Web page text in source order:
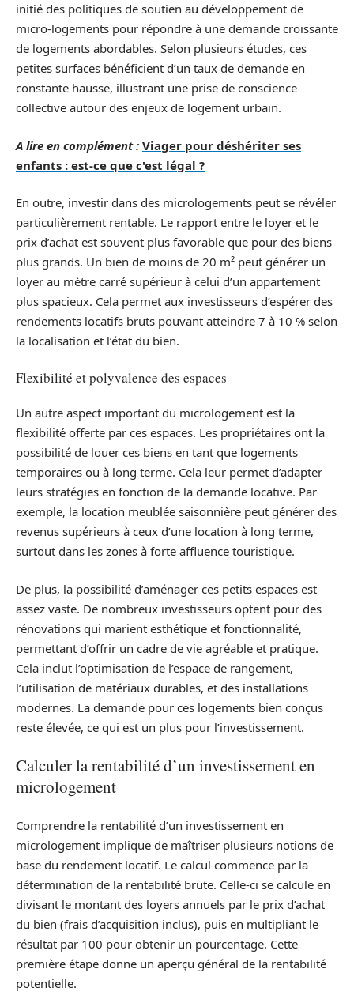
initié des politiques de soutien au développement de
micro-logements pour répondre à une demande croissante
de logements abordables. Selon plusieurs études, ces
petites surfaces bénéficient d’un taux de demande en
constante hausse, illustrant une prise de conscience
collective autour des enjeux de logement urbain.
A lire en complément : Viager pour déshériter ses
enfants : est-ce que c'est légal ?
En outre, investir dans des micrologements peut se révéler
particulièrement rentable. Le rapport entre le loyer et le
prix d’achat est souvent plus favorable que pour des biens
plus grands. Un bien de moins de 20 m² peut générer un
loyer au mètre carré supérieur à celui d’un appartement
plus spacieux. Cela permet aux investisseurs d’espérer des
rendements locatifs bruts pouvant atteindre 7 à 10 % selon
la localisation et l’état du bien.
Flexibilité et polyvalence des espaces
Un autre aspect important du micrologement est la
flexibilité offerte par ces espaces. Les propriétaires ont la
possibilité de louer ces biens en tant que logements
temporaires ou à long terme. Cela leur permet d’adapter
leurs stratégies en fonction de la demande locative. Par
exemple, la location meublée saisonnière peut générer des
revenus supérieurs à ceux d’une location à long terme,
surtout dans les zones à forte affluence touristique.
De plus, la possibilité d’aménager ces petits espaces est
assez vaste. De nombreux investisseurs optent pour des
rénovations qui marient esthétique et fonctionnalité,
permettant d’offrir un cadre de vie agréable et pratique.
Cela inclut l’optimisation de l’espace de rangement,
l’utilisation de matériaux durables, et des installations
modernes. La demande pour ces logements bien conçus
reste élevée, ce qui est un plus pour l’investissement.
Calculer la rentabilité d’un investissement en
micrologement
Comprendre la rentabilité d’un investissement en
micrologement implique de maîtriser plusieurs notions de
base du rendement locatif. Le calcul commence par la
détermination de la rentabilité brute. Celle-ci se calcule en
divisant le montant des loyers annuels par le prix d’achat
du bien (frais d’acquisition inclus), puis en multipliant le
résultat par 100 pour obtenir un pourcentage. Cette
première étape donne un aperçu général de la rentabilité
potentielle.